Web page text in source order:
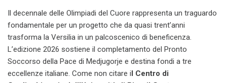
Il decennale delle Olimpiadi del Cuore rappresenta un traguardo
fondamentale per un progetto che da quasi trent’anni
trasforma la Versilia in un palcoscenico di beneficenza.
L’edizione 2026 sostiene il completamento del Pronto
Soccorso della Pace di Medjugorje e destina fondi a tre
eccellenze italiane. Come non citare il Centro di